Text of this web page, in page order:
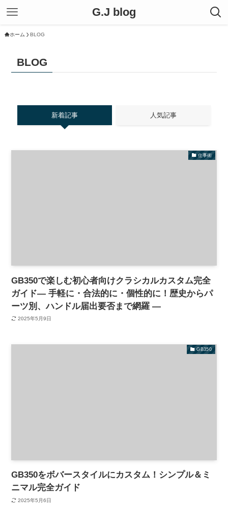
G.J blog
ホーム BLOG
BLOG
新着記事 人気記事
仕事術
GB350で楽しむ初心者向けクラシカルカスタム完全
ガイド— 手軽に・合法的に・個性的に！歴史からパ
ーツ別、ハンドル届出要否まで網羅 —
2025年5月9日
GB350
GB350をボバースタイルにカスタム！シンプル＆ミ
ニマル完全ガイド
2025年5月6日